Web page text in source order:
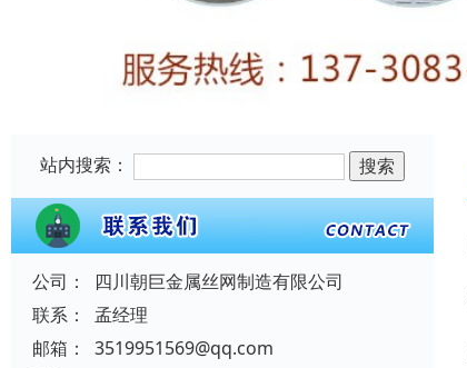
站内搜索：
公司：
四川朝巨金属丝网制造有限公司
联系：
孟经理
邮箱：
3519951569@qq.com